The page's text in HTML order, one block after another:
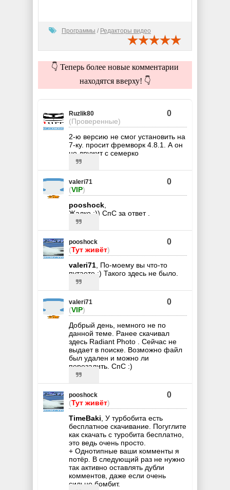
Программы / Редакторы видео
👇 Теперь более новые комментарии
находятся вверху! 👇
Ruzlik80
(Проверенные)
0
2-ю версию не смог установить на
7-ку. просит фремворк 4.8.1. А он
не дружит с семерко
valeri71
(VIP)
0
pooshock,
Жалко :)) СпС за ответ .
pooshock
(Тут живёт)
0
valeri71, По-моему вы что-то
путаете :) Такого здесь не было.
valeri71
(VIP)
0
Добрый день, немного не по
данной теме. Ранее скачивал
здесь Radiant Photo . Сейчас не
выдает в поиске. Возможно файл
был удален и можно ли
перезалить. СпС :)
pooshock
(Тут живёт)
0
TimeBaki, У турбобита есть
бесплатное скачивание. Погуглите
как скачать с туробита бесплатно,
это ведь очень просто.
+ Однотипные ваши комменты я
потёр. В следующий раз не нужно
так активно оставлять дубли
комментов, даже если очень
сильно бомбит.